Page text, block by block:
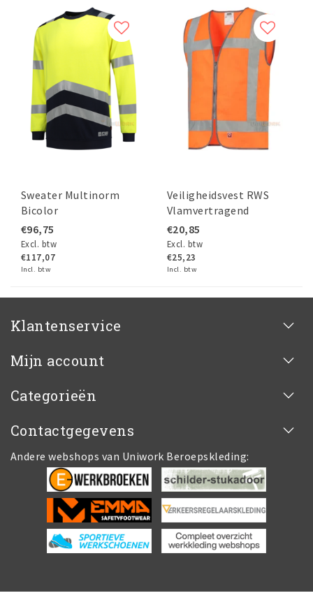
Sweater Multinorm
Bicolor
€96,75
Excl. btw
€117,07
Incl. btw
Veiligheidsvest RWS
Vlamvertragend
€20,85
Excl. btw
€25,23
Incl. btw
Klantenservice
Mijn account
Categorieën
Contactgegevens
Andere webshops van Uniwork Beroepskleding: